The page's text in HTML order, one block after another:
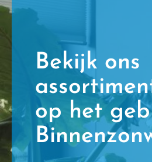
Bekijk ons
op het